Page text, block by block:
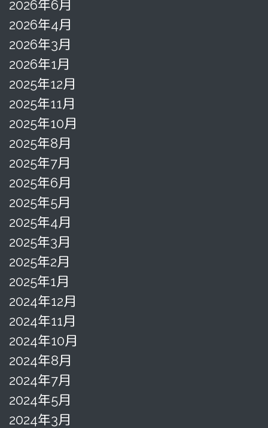
2026年6月
2026年4月
2026年3月
2026年1月
2025年12月
2025年11月
2025年10月
2025年8月
2025年7月
2025年6月
2025年5月
2025年4月
2025年3月
2025年2月
2025年1月
2024年12月
2024年11月
2024年10月
2024年8月
2024年7月
2024年5月
2024年3月